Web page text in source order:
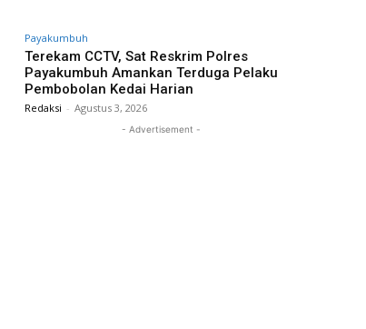
Payakumbuh
Terekam CCTV, Sat Reskrim Polres
Payakumbuh Amankan Terduga Pelaku
Pembobolan Kedai Harian
Redaksi - Agustus 3, 2026
- Advertisement -